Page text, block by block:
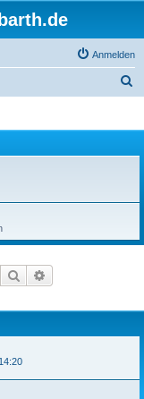
Anmelden
Suche